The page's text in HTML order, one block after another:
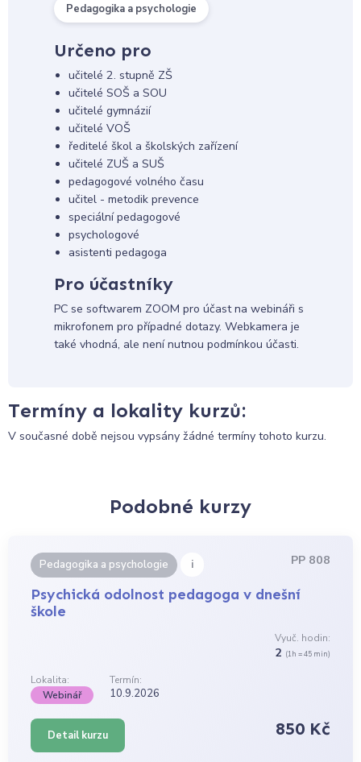
Pedagogika a psychologie
Určeno pro
učitelé 2. stupně ZŠ
učitelé SOŠ a SOU
učitelé gymnázií
učitelé VOŠ
ředitelé škol a školských zařízení
učitelé ZUŠ a SUŠ
pedagogové volného času
učitel - metodik prevence
speciální pedagogové
psychologové
asistenti pedagoga
Pro účastníky
PC se softwarem ZOOM pro účast na webináři s
mikrofonem pro případné dotazy. Webkamera je
také vhodná, ale není nutnou podmínkou účasti.
Termíny a lokality kurzů:
V současné době nejsou vypsány žádné termíny tohoto kurzu.
Podobné kurzy
Pedagogika a psychologie i PP 808
Psychická odolnost pedagoga v dnešní
škole
Vyuč. hodin:
2 (1h = 45 min)
Lokalita:
Termín:
Webinář
10.9.2026
Detail kurzu 850 Kč